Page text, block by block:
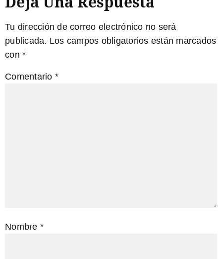
Tu dirección de correo electrónico no será
publicada. Los campos obligatorios están marcados
con *
Comentario *
Nombre *